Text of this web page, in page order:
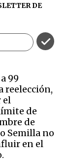
DE
99
reelección,
el
de
de
Semilla no
en el